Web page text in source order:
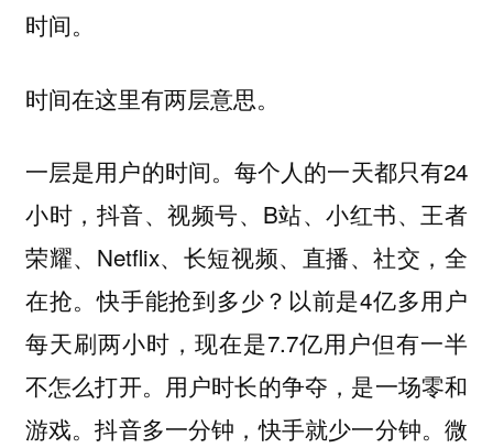
时间。
时间在这里有两层意思。
一层是用户的时间。每个人的一天都只有24
小时，抖音、视频号、B站、小红书、王者
荣耀、Netflix、长短视频、直播、社交，全
在抢。快手能抢到多少？以前是4亿多用户
每天刷两小时，现在是7.7亿用户但有一半
不怎么打开。用户时长的争夺，是一场零和
游戏。抖音多一分钟，快手就少一分钟。微